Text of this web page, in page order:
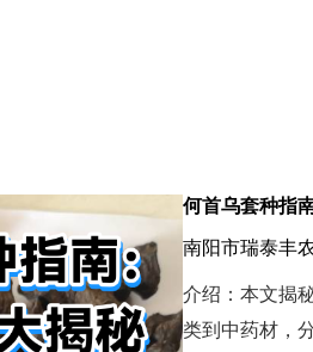
何首乌套种指
南阳市瑞泰丰
介绍： 本文揭
类到中药材，